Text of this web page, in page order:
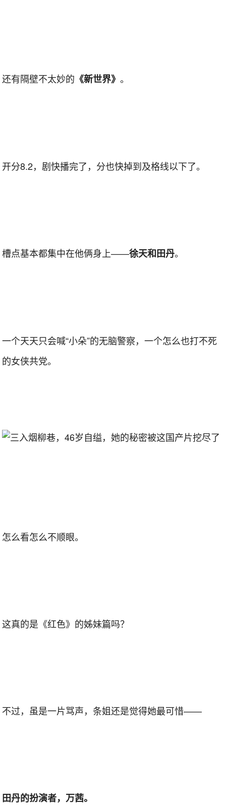
还有隔壁不太妙的 《新世界》。
开分8.2，剧快播完了，分也快掉到及格线以下了。
槽点基本都集中在他俩身上——徐天和田丹。
一个天天只会喊“小朵”的无脑警察，一个怎么也打不死
的女侠共党。
怎么看怎么不顺眼。
这真的是《红色》的姊妹篇吗？
不过，虽是一片骂声，条姐还是觉得她最可惜——
田丹的扮演者，万茜。